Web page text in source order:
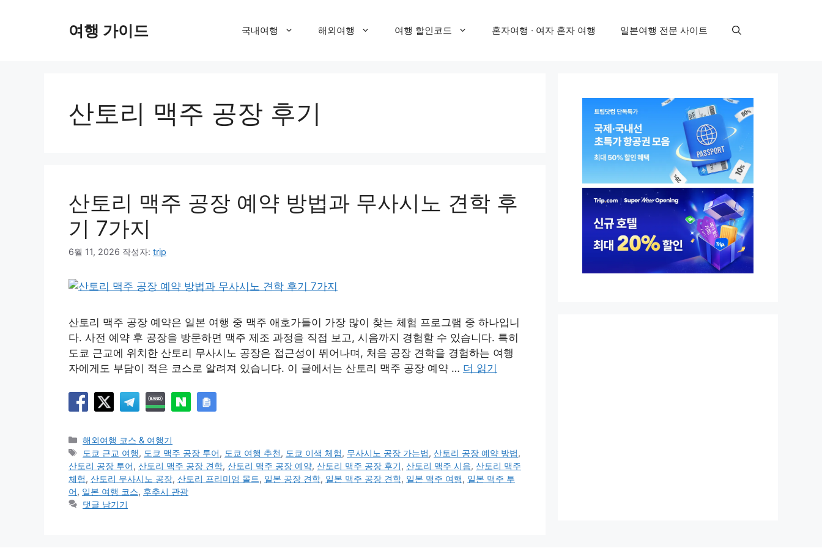
여행 가이드 국내여행 해외여행 여행 할인코드 혼자여행 · 여자 혼자 여행 일본여행 전문 사이트
산토리 맥주 공장 후기
산토리 맥주 공장 예약 방법과 무사시노 견학 후
기 7가지
6월 11, 2026 작성자: trip
산토리 맥주 공장 예약은 일본 여행 중 맥주 애호가들이 가장 많이 찾는 체험 프로그램 중 하나입니
다. 사전 예약 후 공장을 방문하면 맥주 제조 과정을 직접 보고, 시음까지 경험할 수 있습니다. 특히
도쿄 근교에 위치한 산토리 무사시노 공장은 접근성이 뛰어나며, 처음 공장 견학을 경험하는 여행
자에게도 부담이 적은 코스로 알려져 있습니다. 이 글에서는 산토리 맥주 공장 예약 … 더 읽기
카
테
고
리
해외여행 코스 & 여행기
태
그
도쿄 근교 여행, 도쿄 맥주 공장 투어, 도쿄 여행 추천, 도쿄 이색 체험, 무사시노 공장 가는법,산토리 공장 예약 방법,
산토리 공장 투어, 산토리 맥주 공장 견학, 산토리 맥주 공장 예약, 산토리 맥주 공장 후기, 산토리 맥주 시음, 산토리 맥주
체험, 산토리 무사시노 공장, 산토리 프리미엄 몰트, 일본 공장 견학, 일본 맥주 공장 견학, 일본 맥주 여행, 일본 맥주 투
어, 일본 여행 코스, 후추시 관광
댓글 남기기